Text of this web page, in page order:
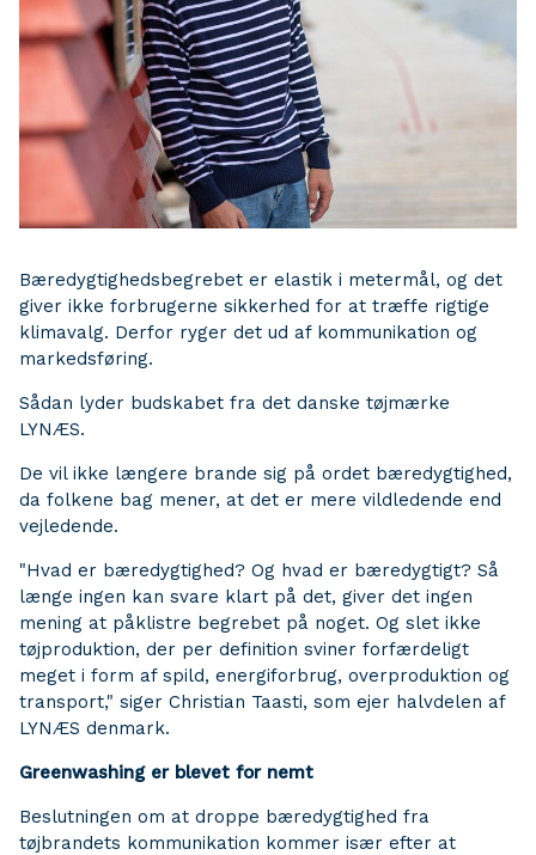
Bæredygtighedsbegrebet er elastik i metermål, og det
giver ikke forbrugerne sikkerhed for at træffe rigtige
klimavalg. Derfor ryger det ud af kommunikation og
markedsføring.
Sådan lyder budskabet fra det danske tøjmærke
LYNÆS.
De vil ikke længere brande sig på ordet bæredygtighed,
da folkene bag mener, at det er mere vildledende end
vejledende.
"Hvad er bæredygtighed? Og hvad er bæredygtigt? Så
længe ingen kan svare klart på det, giver det ingen
mening at påklistre begrebet på noget. Og slet ikke
tøjproduktion, der per definition sviner forfærdeligt
meget i form af spild, energiforbrug, overproduktion og
transport," siger Christian Taasti, som ejer halvdelen af
LYNÆS denmark.
Greenwashing er blevet for nemt
Beslutningen om at droppe bæredygtighed fra
tøjbrandets kommunikation kommer især efter at